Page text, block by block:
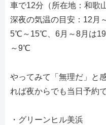
車で12分（所在地：和歌
深夜の気温の目安：12
5℃～15℃、6月～8月は
～9℃
やってみて「無理だ」と
れば夜からでも当日予約
・グリーンヒル美浜